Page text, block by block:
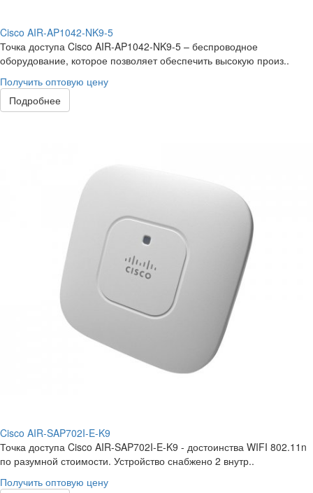
Cisco AIR-AP1042-NK9-5
Точка доступа Cisco AIR-AP1042-NK9-5 – беспроводное
оборудование, которое позволяет обеспечить высокую произ..
Получить оптовую цену
Подробнее
Cisco AIR-SAP702I-E-K9
Точка доступа Cisco AIR-SAP702I-E-K9 - достоинства WIFI 802.11n
по разумной стоимости. Устройство снабжено 2 внутр..
Получить оптовую цену